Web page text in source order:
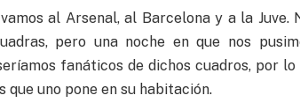
al Arsenal, al Barcelona y a la Juve.
pero una noche en que nos
fanáticos de dichos cuadros, por
que uno pone en su habitación.